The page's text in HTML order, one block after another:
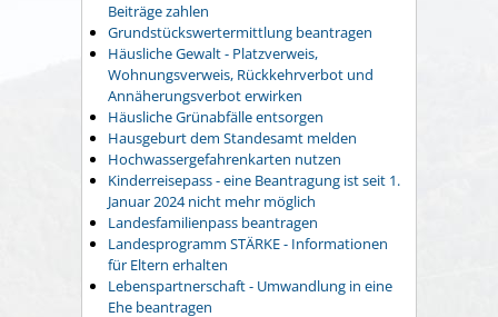
Beiträge zahlen
Grundstückswertermittlung beantragen
Häusliche Gewalt - Platzverweis,
Wohnungsverweis, Rückkehrverbot und
Annäherungsverbot erwirken
Häusliche Grünabfälle entsorgen
Hausgeburt dem Standesamt melden
Hochwassergefahrenkarten nutzen
Kinderreisepass - eine Beantragung ist seit 1.
Januar 2024 nicht mehr möglich
Landesfamilienpass beantragen
Landesprogramm STÄRKE - Informationen
für Eltern erhalten
Lebenspartnerschaft - Umwandlung in eine
Ehe beantragen